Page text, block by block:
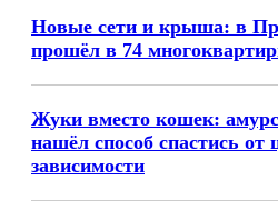
Новые сети и крыша: в
прошёл в 74
Жуки вместо кошек:
нашёл способ спастись от
зависимости